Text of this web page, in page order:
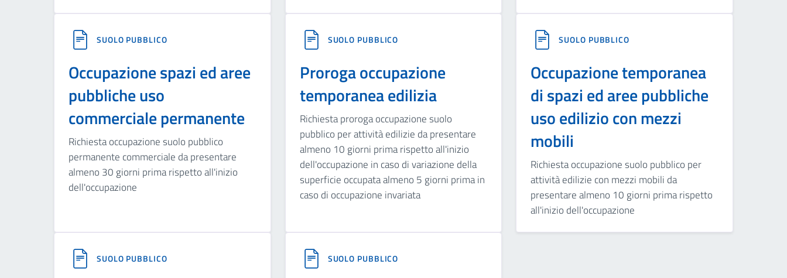
SUOLO PUBBLICO
Occupazione spazi ed aree
pubbliche uso
commerciale permanente
Richiesta occupazione suolo pubblico
permanente commerciale da presentare
almeno 30 giorni prima rispetto all'inizio
dell'occupazione
SUOLO PUBBLICO
Proroga occupazione
temporanea edilizia
Richiesta proroga occupazione suolo
pubblico per attività edilizie da presentare
almeno 10 giorni prima rispetto all'inizio
dell'occupazione in caso di variazione della
superficie occupata almeno 5 giorni prima in
caso di occupazione invariata
SUOLO PUBBLICO
Occupazione temporanea
di spazi ed aree pubbliche
uso edilizio con mezzi
mobili
Richiesta occupazione suolo pubblico per
attività edilizie con mezzi mobili da
presentare almeno 10 giorni prima rispetto
all'inizio dell'occupazione
SUOLO PUBBLICO SUOLO PUBBLICO